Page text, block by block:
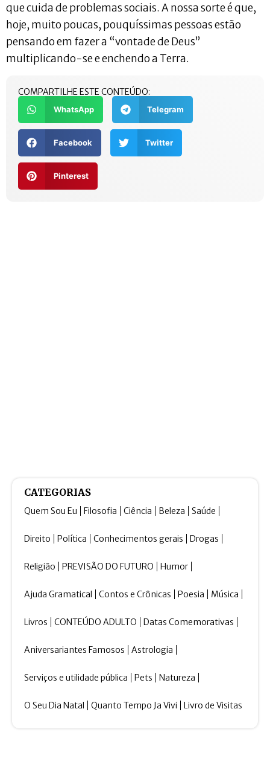
que cuida de problemas sociais. A nossa sorte é que,
hoje, muito poucas, pouquíssimas pessoas estão
pensando em fazer a “vontade de Deus”
multiplicando-se e enchendo a Terra.
COMPARTILHE ESTE CONTEÚDO:
WhatsApp Telegram
Facebook Twitter
Pinterest
CATEGORIAS
Quem Sou Eu Filosofia Ciência Beleza Saúde
Direito Política Conhecimentos gerais Drogas
Religião PREVISÃO DO FUTURO Humor
Ajuda Gramatical Contos e Crônicas Poesia Música
Livros CONTEÚDO ADULTO Datas Comemorativas
Aniversariantes Famosos Astrologia
Serviços e utilidade pública Pets Natureza
O Seu Dia Natal Quanto Tempo Ja Vivi Livro de Visitas